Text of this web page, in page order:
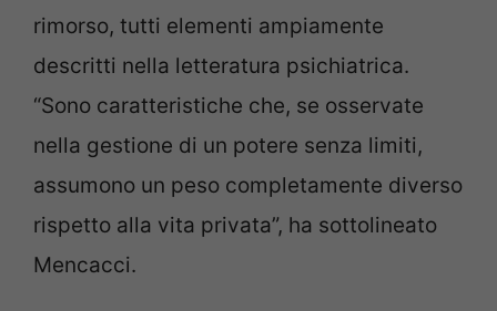
rimorso, tutti elementi ampiamente
descritti nella letteratura psichiatrica.
“Sono caratteristiche che, se osservate
nella gestione di un potere senza limiti,
assumono un peso completamente diverso
rispetto alla vita privata”, ha sottolineato
Mencacci.